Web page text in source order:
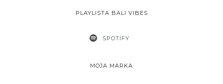
PLAYLISTA BALI VIBES
SPOTIFY
MOJA MARKA